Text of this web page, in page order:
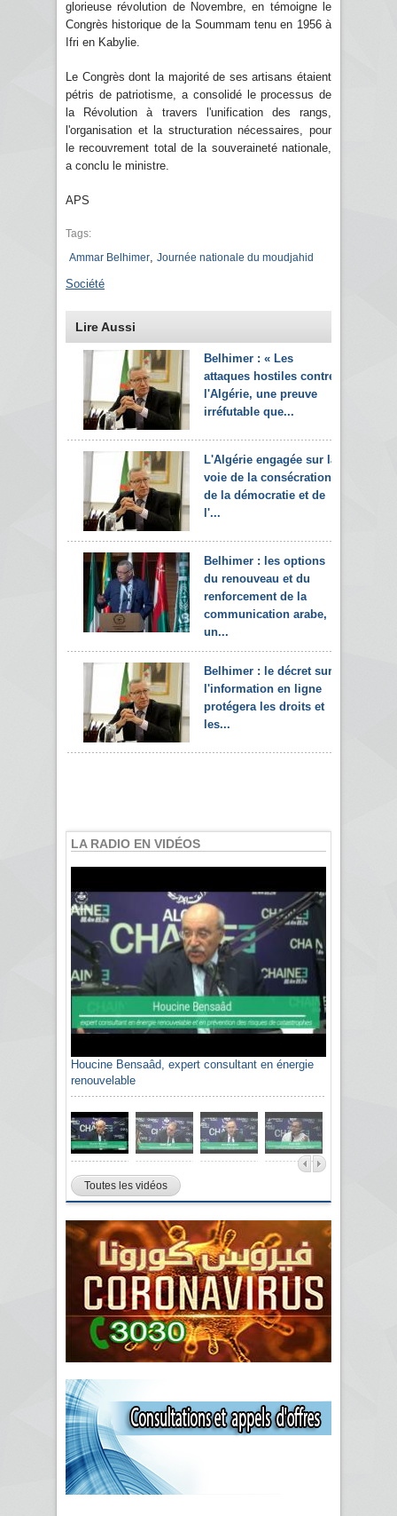
glorieuse révolution de Novembre, en témoigne le
Congrès historique de la Soummam tenu en 1956 à
Ifri en Kabylie.
Le Congrès dont la majorité de ses artisans étaient
pétris de patriotisme, a consolidé le processus de
la Révolution à travers l'unification des rangs,
l'organisation et la structuration nécessaires, pour
le recouvrement total de la souveraineté nationale,
a conclu le ministre.
APS
Tags:
Ammar Belhimer Journée nationale du moudjahid
Société
Lire Aussi
Belhimer : « Les
attaques hostiles contre
l'Algérie, une preuve
irréfutable que...
L'Algérie engagée sur la
voie de la consécration
de la démocratie et de
l'...
Belhimer : les options
du renouveau et du
renforcement de la
communication arabe,
un...
Belhimer : le décret sur
l'information en ligne
protégera les droits et
les...
LA RADIO EN VIDÉOS
Houcine Bensaâd, expert consultant en énergie
renouvelable
Toutes les vidéos